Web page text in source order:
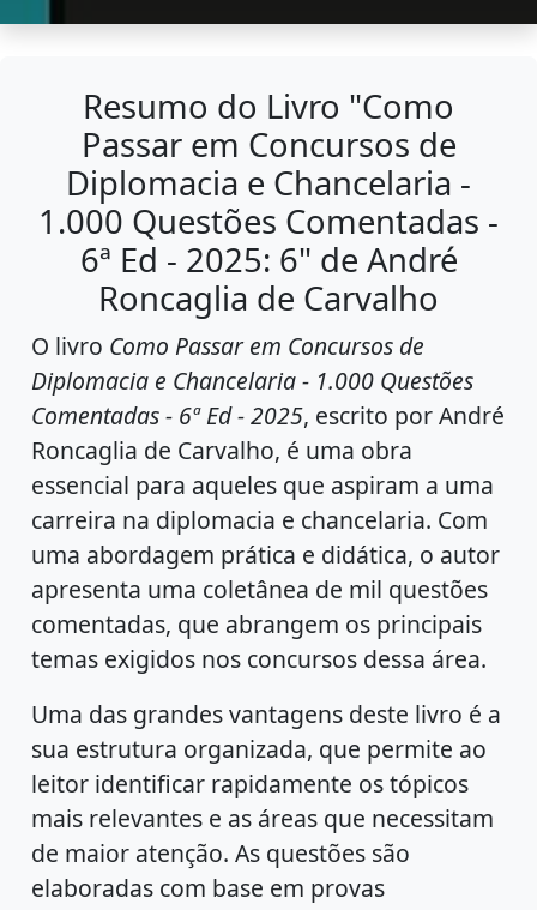
Resumo do Livro "Como
Passar em Concursos de
Diplomacia e Chancelaria -
1.000 Questões Comentadas -
6ª Ed - 2025: 6" de André
Roncaglia de Carvalho
O livro Como Passar em Concursos de
Diplomacia e Chancelaria - 1.000 Questões
Comentadas - 6ª Ed - 2025, escrito por André
Roncaglia de Carvalho, é uma obra
essencial para aqueles que aspiram a uma
carreira na diplomacia e chancelaria. Com
uma abordagem prática e didática, o autor
apresenta uma coletânea de mil questões
comentadas, que abrangem os principais
temas exigidos nos concursos dessa área.
Uma das grandes vantagens deste livro é a
sua estrutura organizada, que permite ao
leitor identificar rapidamente os tópicos
mais relevantes e as áreas que necessitam
de maior atenção. As questões são
elaboradas com base em provas